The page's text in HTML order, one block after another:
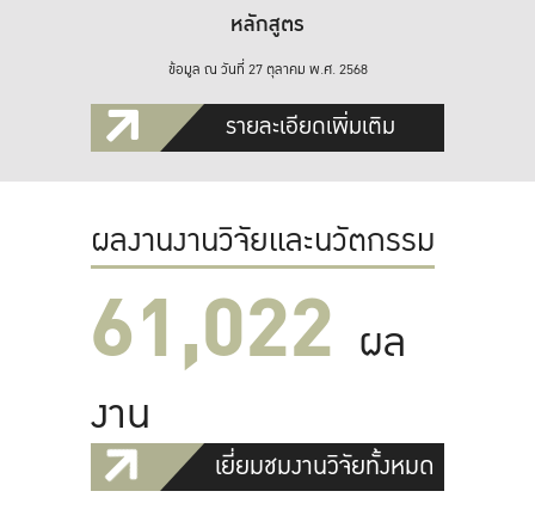
หลักสูตร
ข้อมูล ณ วันที่ 27 ตุลาคม พ.ศ. 2568
รายละเอียดเพิ่มเติม
ผลงานงานวิจัยและนวัตกรรม
61,022 ผล
งาน
เยี่ยมชมงานวิจัยทั้งหมด